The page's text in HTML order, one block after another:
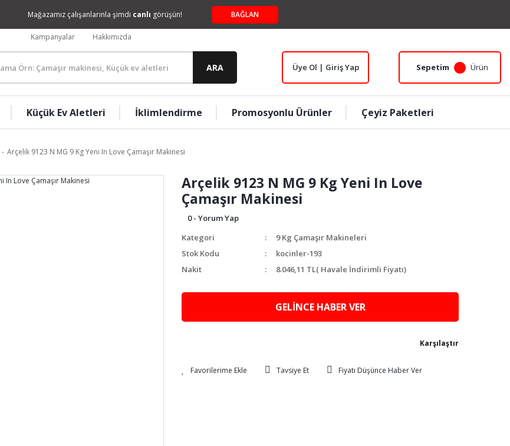
Mağazamız çalışanlarınla şimdi canlı görüşün! BAĞLAN
Kampanyalar Hakkımızda
ARA Üye Ol | Giriş Yap Sepetim Ürün
Küçük Ev Aletleri İklimlendirme Promosyonlu Ürünler Çeyiz Paketleri
Arçelik 9123 N MG 9 Kg Yeni In Love Çamaşır Makinesi
Arçelik 9123 N MG 9 Kg Yeni In Love
Çamaşır Makinesi
0 - Yorum Yap
Kategori
9 Kg Çamaşır Makineleri
Stok Kodu
kocinler-193
Nakit
8.046,11 TL( Havale İndirimli Fiyatı)
GELİNCE HABER VER
Karşılaştır
Tavsiye Et Fiyatı Düşünce Haber Ver